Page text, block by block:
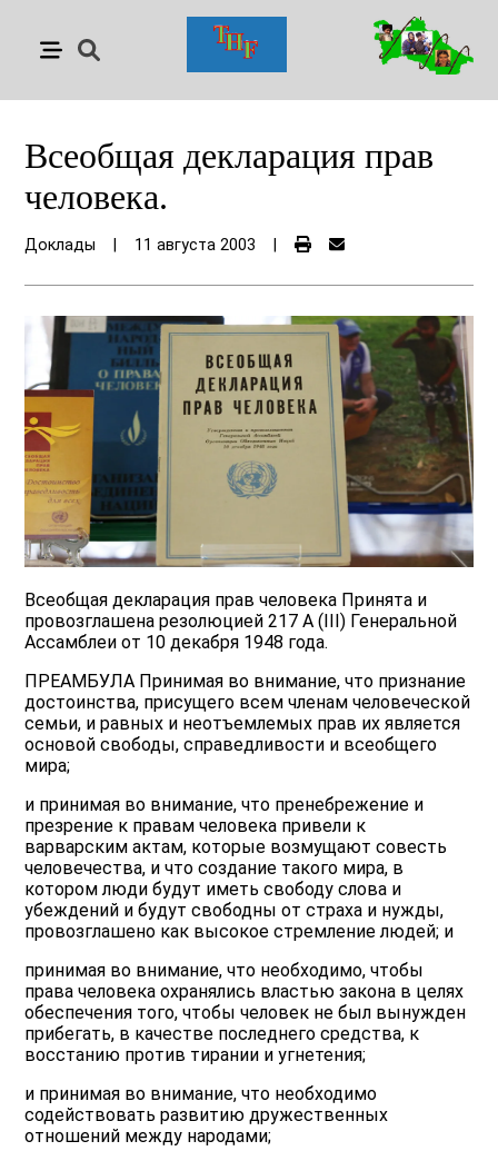
Всеобщая декларация прав
человека.
Доклады 11 августа 2003
Всеобщая декларация прав человека Принята и
провозглашена резолюцией 217 А (III) Генеральной
Ассамблеи от 10 декабря 1948 года.
ПРЕАМБУЛА Принимая во внимание, что признание
достоинства, присущего всем членам человеческой
семьи, и равных и неотъемлемых прав их является
основой свободы, справедливости и всеобщего
мира;
и принимая во внимание, что пренебрежение и
презрение к правам человека привели к
варварским актам, которые возмущают совесть
человечества, и что создание такого мира, в
котором люди будут иметь свободу слова и
убеждений и будут свободны от страха и нужды,
провозглашено как высокое стремление людей; и
принимая во внимание, что необходимо, чтобы
права человека охранялись властью закона в целях
обеспечения того, чтобы человек не был вынужден
прибегать, в качестве последнего средства, к
восстанию против тирании и угнетения;
и принимая во внимание, что необходимо
содействовать развитию дружественных
отношений между народами;